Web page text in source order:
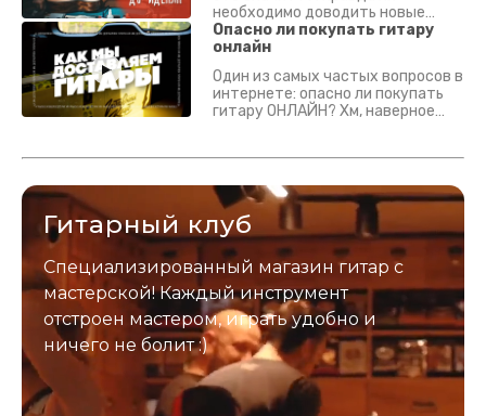
необходимо доводить новые
гитары? Если кратко - да.
Подробно - в видео :)
Опасно ли покупать гитару
онлайн
Один из самых частых вопросов в
интернете: опасно ли покупать
гитару ОНЛАЙН? Хм, наверное
застрахован. Случись что -
Гитарный клуб
Специализированный магазин гитар с
мастерской! Каждый инструмент
отстроен мастером, играть удобно и
ничего не болит :)